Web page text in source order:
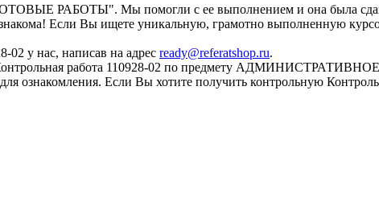
РАБОТЫ". Мы помогли с ее выполнением и она была
Если Вы ищете уникальную, грамотно выполненную
02 у нас, написав на адрес ready@referatshop.ru.
работа 110928-02 по предмету АДМИНИСТРАТИВНОЕ
ознакомления. Если Вы хотите получить контрольную